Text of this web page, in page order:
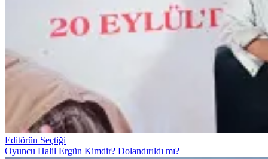
Editörün Seçtiği
Oyuncu Halil Ergün Kimdir? Dolandırıldı mı?